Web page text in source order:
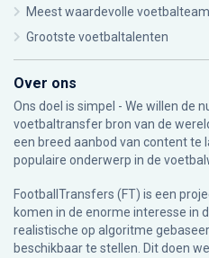
Meest waardevolle
Grootste voetbaltalenten
Over ons
Ons doel is simpel - We willen de
voetbaltransfer bron van de
een breed aanbod van content
populaire onderwerp in de
FootballTransfers (FT) is een
komen in de enorme interesse in
realistische op algoritme
beschikbaar te stellen. Dit doen